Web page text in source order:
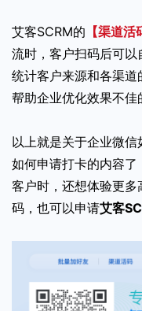
艾客SCRM的 【渠道活
流时，客户扫码后可
统计客户来源和各渠道
帮助企业优化效果不佳
以上就是关于企业微
如何申请打卡的内容
客户时，还想体验更
码，也可以申请艾客